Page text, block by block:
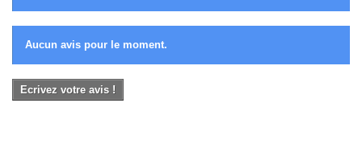
Aucun avis pour le moment.
Ecrivez votre avis !